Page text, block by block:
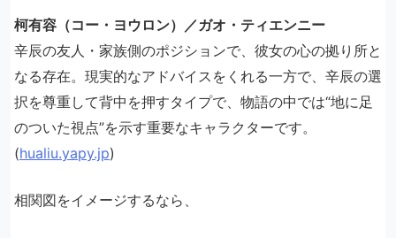
柯有容（コー・ヨウロン）／ガオ・ティエンニー
辛辰の友人・家族側のポジションで、彼女の心の拠り所と
なる存在。現実的なアドバイスをくれる一方で、辛辰の選
択を尊重して背中を押すタイプで、物語の中では“地に足
のついた視点”を示す重要なキャラクターです。
(hualiu.yapy.jp)
相関図をイメージするなら、